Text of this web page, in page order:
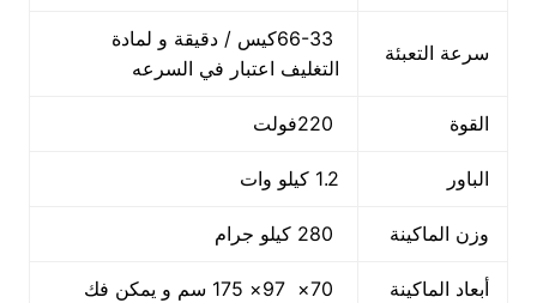
سرعة التعبئة
66-33كيس / دقيقة و لمادة
التغليف اعتبار في السرعه
القوة
الباور 1.2 كيلو وات
وزن الماكينة
أبعاد الماكينة
70× 97× 175 سم و يمكن فك